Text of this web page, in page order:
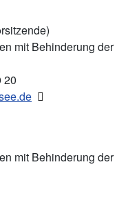
mit Behinderung der
20
mit Behinderung der